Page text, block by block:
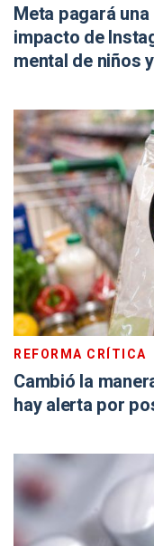
Meta pagará
impacto de
mental de niños
REFORMA CRÍTICA
Cambió la
hay alerta por